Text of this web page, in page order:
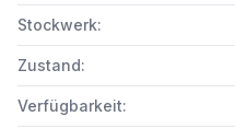
Stockwerk:
Zustand:
Verfügbarkeit: